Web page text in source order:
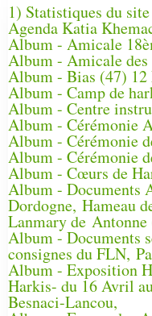
1) Statistiques du
Agenda Katia
Album - Amicale
Album - Amicale
Album - Bias (47) 12
Album - Camp de
Album - Centre
Album - Cérémonie
Album - Cérémonie
Album - Cérémonie
Album - Cœurs de
Album - Documents
Dordogne, Hameau
Lanmary de Antonne
Album - Documents
consignes du FLN,
Album - Exposition
Harkis- du 16 Avril
Besnaci-Lancou,